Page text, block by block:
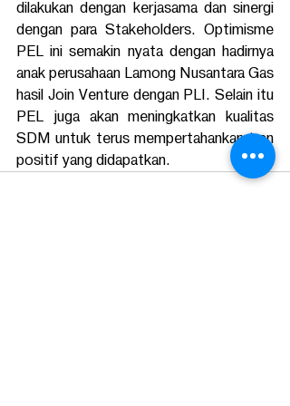
dilakukan dengan kerjasama dan sinergi
dengan para Stakeholders. Optimisme
PEL ini semakin nyata dengan hadirnya
anak perusahaan Lamong Nusantara Gas
hasil Join Venture dengan PLI. Selain itu
PEL juga akan meningkatkan kualitas
SDM untuk terus mempertahankan tren
positif yang didapatkan.